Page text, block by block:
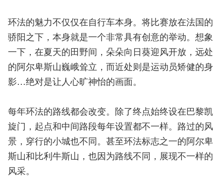
环法的魅力不仅仅在自行车本身。将比赛放在法国的
骄阳之下，本身就是一个非常具有创意的举动。想象
一下，在夏天的田野间，朵朵向日葵迎风开放，远处
的阿尔卑斯山巍峨耸立，而近处则是运动员矫健的身
影…绝对是让人心旷神怡的画面。
每年环法的路线都会改变。除了终点始终设在巴黎凯
旋门，起点和中间路段每年设置都不一样。路过的风
景，穿行的小城也不同。甚至环法标志之一的阿尔卑
斯山和比利牛斯山，也因为路线不同，展现不一样的
风采。